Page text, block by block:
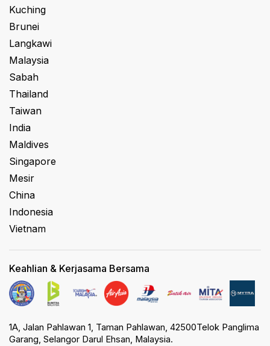
Kuching
Brunei
Langkawi
Malaysia
Sabah
Thailand
Taiwan
India
Maldives
Singapore
Mesir
China
Indonesia
Vietnam
Keahlian & Kerjasama Bersama
1A, Jalan Pahlawan 1, Taman Pahlawan, 42500Telok Panglima
Garang, Selangor Darul Ehsan, Malaysia.